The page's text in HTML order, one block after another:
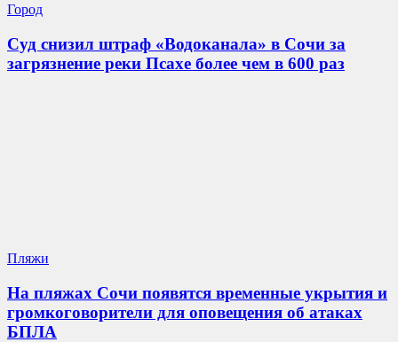
Город
Суд снизил штраф «Водоканала» в Сочи за
загрязнение реки Псахе более чем в 600 раз
Пляжи
На пляжах Сочи появятся временные укрытия и
громкоговорители для оповещения об атаках
БПЛА